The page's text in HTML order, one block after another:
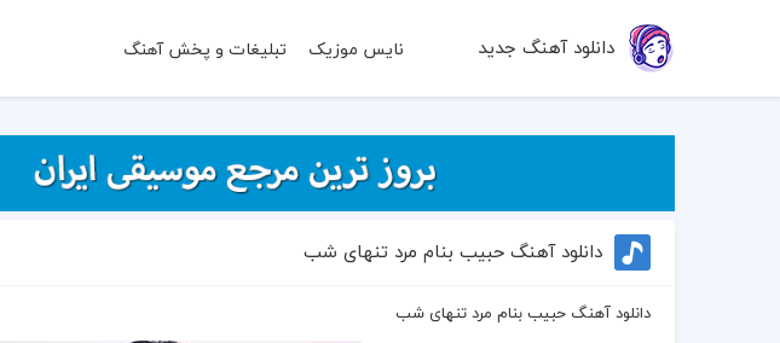
دانلود آهنگ جدید نایس موزیک تبلیغات و پخش آهنگ
دانلود آهنگ حبیب بنام مرد تنهای شب
دانلود آهنگ حبیب بنام مرد تنهای شب